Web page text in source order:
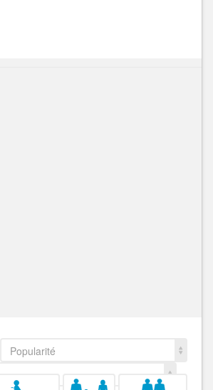
Popularité